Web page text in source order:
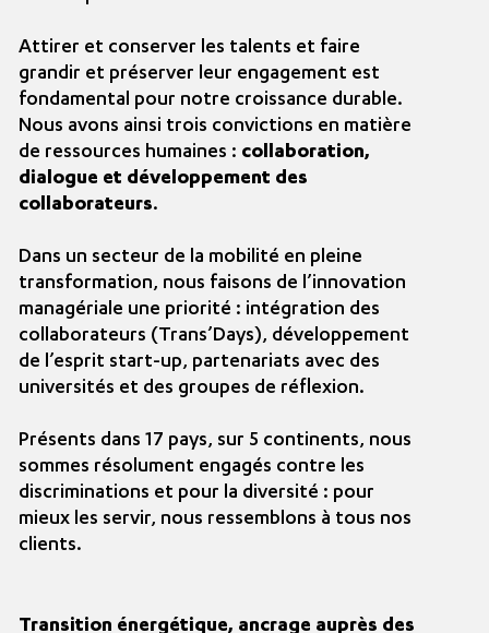
Attirer et conserver les talents et faire
grandir et préserver leur engagement est
fondamental pour notre croissance durable.
Nous avons ainsi trois convictions en matière
de ressources humaines : collaboration,
dialogue et développement des
collaborateurs.
Dans un secteur de la mobilité en pleine
transformation, nous faisons de l’innovation
managériale une priorité : intégration des
collaborateurs (Trans’Days), développement
de l’esprit start-up, partenariats avec des
universités et des groupes de réflexion.
Présents dans 17 pays, sur 5 continents, nous
sommes résolument engagés contre les
discriminations et pour la diversité : pour
mieux les servir, nous ressemblons à tous nos
clients.
Transition énergétique, ancrage auprès des